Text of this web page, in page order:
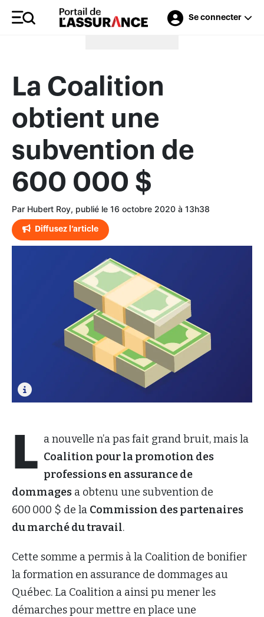
Se connecter
Merci à nos annonceurs
La Coalition
obtient une
subvention de
600 000 $
Par Hubert Roy, publié le 16 octobre 2020 à 13h38
Diffusez l’article
L a nouvelle n’a pas fait grand bruit, mais la
Coalition pour la promotion des
professions en assurance de
dommages a obtenu une subvention de
600 000 $ de la Commission des partenaires
du marché du travail.
Cette somme a permis à la Coalition de bonifier
la formation en assurance de dommages au
Québec. La Coalition a ainsi pu mener les
démarches pour mettre en place une